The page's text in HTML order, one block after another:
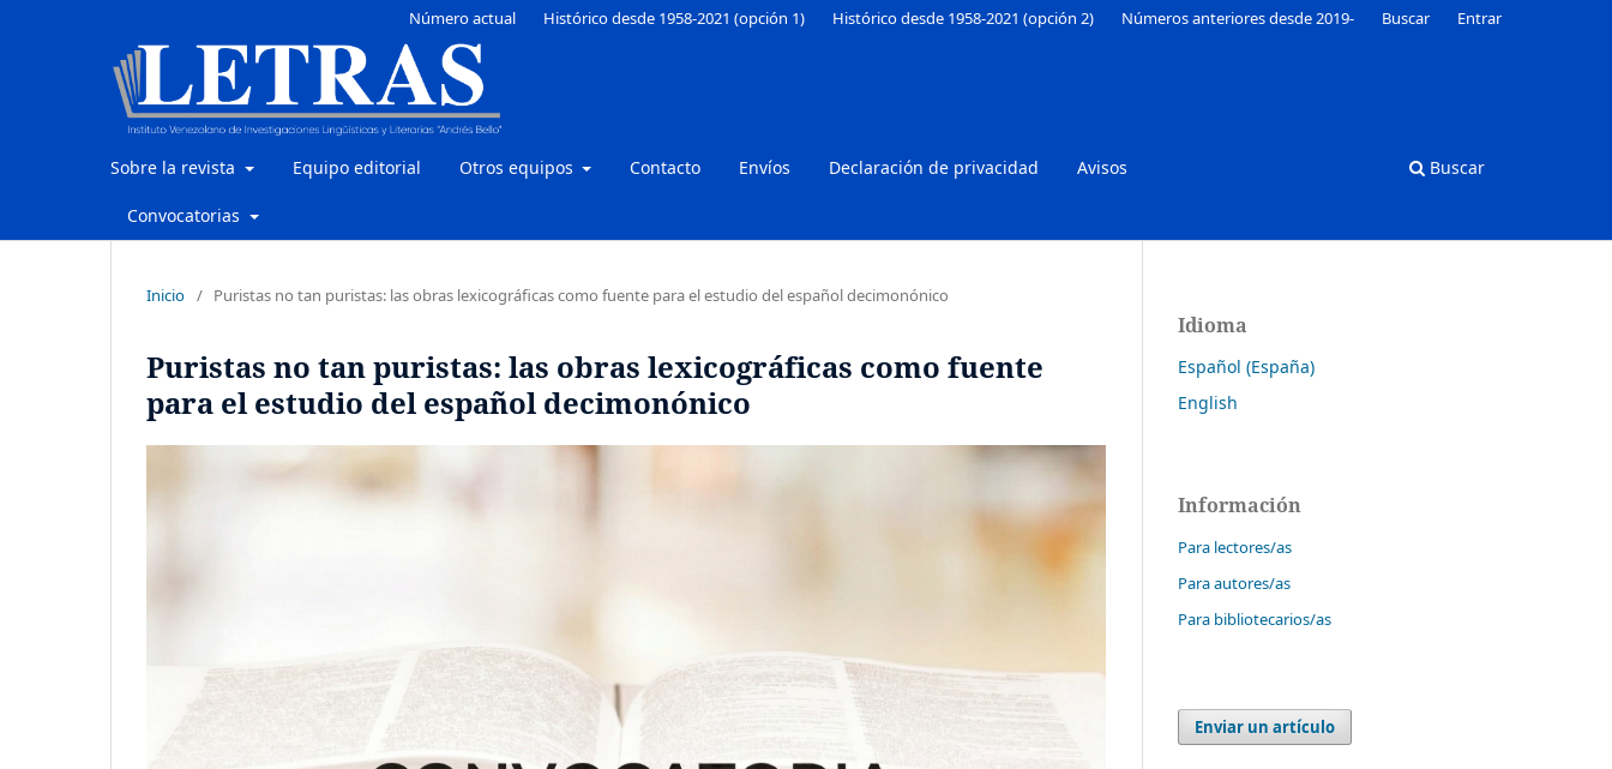
Sobre la revista Equipo editorial Otros equipos Contacto Envíos Declaración de privacidad Avisos
Convocatorias
Buscar
Número actual Histórico desde 1958-2021 (opción 1) Histórico desde 1958-2021 (opción 2) Números anteriores desde 2019- Buscar Entrar
Inicio / Puristas no tan puristas: las obras lexicográficas como fuente para el estudio del español decimonónico
Puristas no tan puristas: las obras lexicográficas como fuente
para el estudio del español decimonónico
Idioma
Español (España)
English
Información
Para lectores/as
Para autores/as
Para bibliotecarios/as
Enviar un artículo